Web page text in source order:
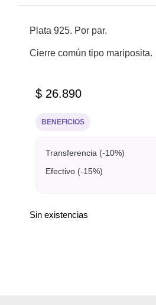
Plata 925. Por par.
Cierre común tipo mariposita.
$ 26.890
BENEFICIOS
Transferencia (-10%)
Efectivo (-15%)
Sin existencias